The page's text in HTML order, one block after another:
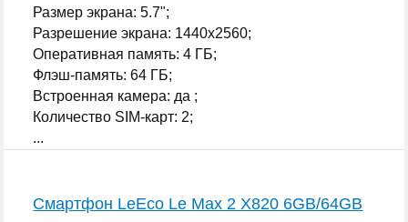
Размер экрана: 5.7";
Разрешение экрана: 1440x2560;
Оперативная память: 4 ГБ;
Флэш-память: 64 ГБ;
Встроенная камера: да ;
Количество SIM-карт: 2;
...
Смартфон LeEco Le Max 2 X820 6GB/64GB